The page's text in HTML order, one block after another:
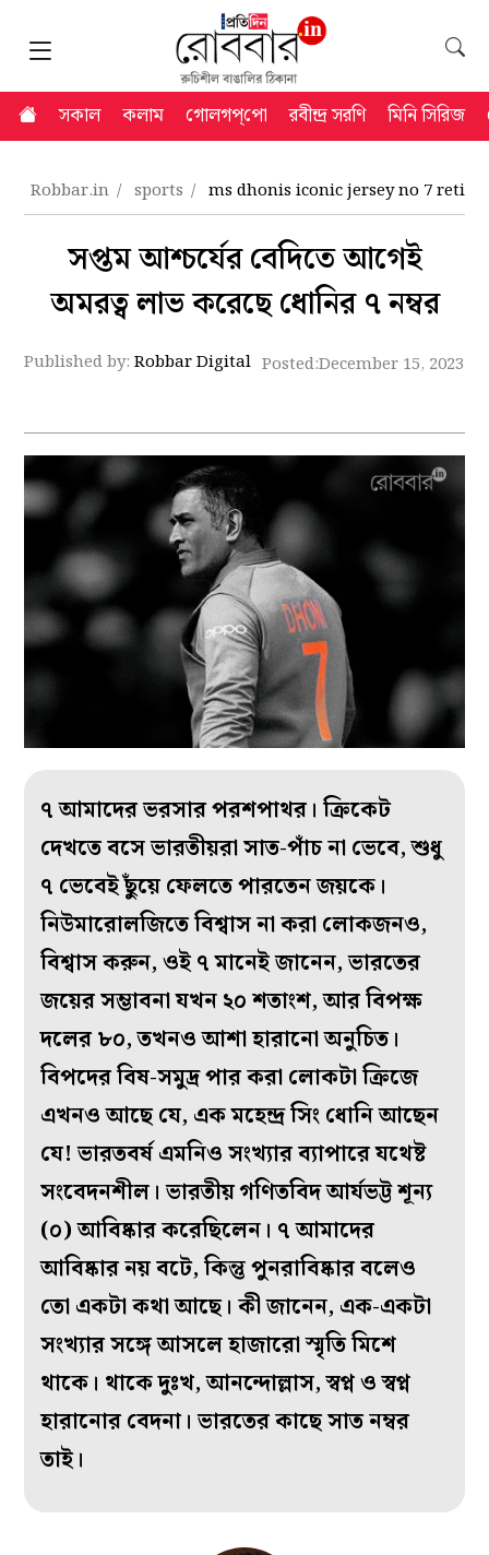
সকাল কলাম গোলগপ্‌পো রবীন্দ্র সরণি মিনি সিরিজ
Robbar.in sports ms dhonis iconic jersey no 7
সপ্তম আশ্চর্যের বেদিতে আগেই
অমরত্ব লাভ করেছে ধোনির ৭ নম্বর
Published by:Robbar Digital Posted:December 15, 2023
৭ আমাদের ভরসার পরশপাথর। ক্রিকেট
দেখতে বসে ভারতীয়রা সাত-পাঁচ না ভেবে, শুধু
৭ ভেবেই ছুঁয়ে ফেলতে পারতেন জয়কে।
নিউমারোলজিতে বিশ্বাস না করা লোকজনও,
বিশ্বাস করুন, ওই ৭ মানেই জানেন, ভারতের
জয়ের সম্ভাবনা যখন ২০ শতাংশ, আর বিপক্ষ
দলের ৮০, তখনও আশা হারানো অনুচিত।
বিপদের বিষ-সমুদ্র পার করা‌ লোকটা ক্রিজে
এখনও আছে যে, এক মহেন্দ্র সিং ধোনি আছেন
যে! ভারতবর্ষ এমনিও সংখ্যার ব‌্যাপারে যথেষ্ট
সংবেদনশীল। ভারতীয় গণিতবিদ আর্যভট্ট শূন্য
(০) আবিষ্কার করেছিলেন। ৭ আমাদের
আবিষ্কার নয় বটে, কিন্তু পুনরাবিষ্কার বলেও
তো একটা কথা আছে। কী জানেন, এক-একটা
সংখ্যার সঙ্গে আসলে হাজারো স্মৃতি মিশে
থাকে। থাকে দুঃখ, আনন্দোল্লাস, স্বপ্ন ও স্বপ্ন
হারানোর বেদনা। ভারতের কাছে সাত‌ নম্বর
তাই‌।